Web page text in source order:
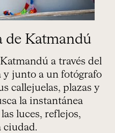
de Katmandú
a través del
y junto a un fotógrafo
callejuelas, plazas y
la instantánea
luces, reflejos,
ciudad.